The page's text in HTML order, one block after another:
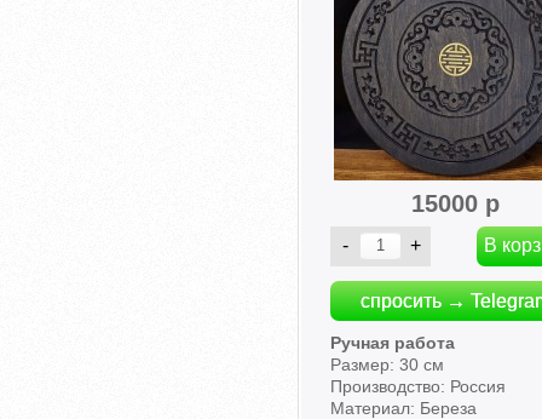
15000 р
спросить →
Ручная работа
Размер: 30 см
Производство: Россия
Материал: Береза